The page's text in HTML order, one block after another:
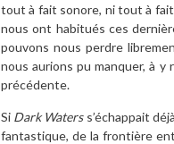
tout à fait sonore, ni tout à
nous ont habitués ces
pouvons nous perdre
nous aurions pu manquer, à
précédente.
Si Dark Waterss’échappait
fantastique, de la frontière